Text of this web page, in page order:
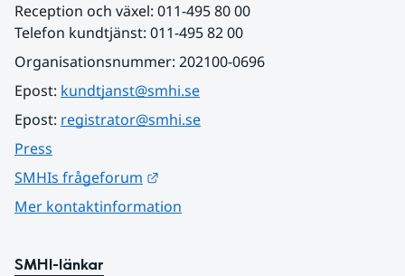
Reception och växel: 011-495 80 00
Telefon kundtjänst: 011-495 82 00
Organisationsnummer: 202100-0696
Epost: kundtjanst@smhi.se
Epost: registrator@smhi.se
Press
SMHIs frågeforum
Mer kontaktinformation
SMHI-länkar